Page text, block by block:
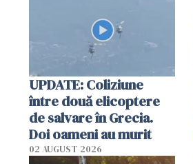
UPDATE: Coliziune
între două elicoptere
de salvare în Grecia.
Doi oameni au murit
02 AUGUST 2026